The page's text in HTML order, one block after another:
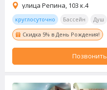
улица Репина, 103 к.4
круглосуточно Бассейн Душ
Скидка 5% в День Рождения!
Позвонить